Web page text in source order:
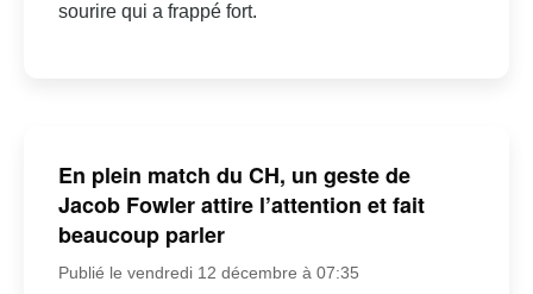
sourire qui a frappé fort.
En plein match du CH, un geste de
Jacob Fowler attire l’attention et fait
beaucoup parler
Publié le vendredi 12 décembre à 07:35